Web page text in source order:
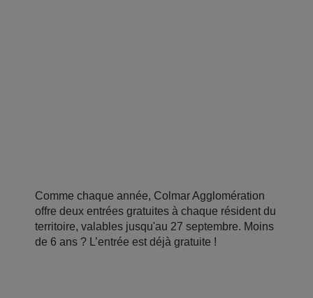
Comme chaque année, Colmar Agglomération
offre deux entrées gratuites à chaque résident du
territoire, valables jusqu'au 27 septembre. Moins
de 6 ans ? L’entrée est déjà gratuite !